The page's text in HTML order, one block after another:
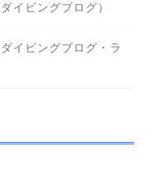
イビングブログ）
イビングブログ・ラ